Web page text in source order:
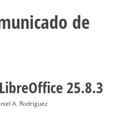
de
25.8.3
A. Rodriguez